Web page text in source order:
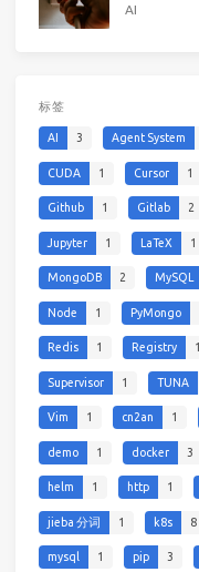
AI
标签
AI 3 Agent System
CUDA 1 Cursor 1
Github 1 Gitlab 2
Jupyter 1 LaTeX 1
MongoDB 2 MySQL
Node 1 PyMongo
Redis 1 Registry 1
Supervisor 1 TUNA
Vim 1 cn2an 1
demo 1 docker 3
helm 1 http 1
jieba 分词 1 k8s 8
mysql 1 pip 3